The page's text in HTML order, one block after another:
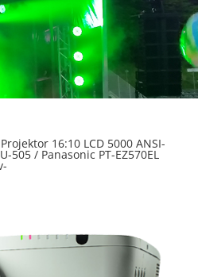
16:10 LCD 5000 ANSI-
505 / Panasonic PT-EZ570EL